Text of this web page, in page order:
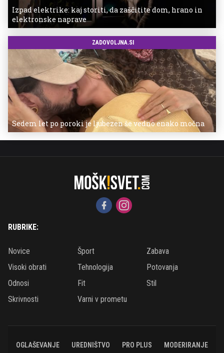
Izpad elektrike: kaj storiti, da zaščitite dom, hrano in
elektronske naprave
ZADOVOLJNA.SI
Sedem let po poroki je ljubezen še vedno enako močna
RUBRIKE:
Novice Šport
Zabava
Visoki obrati
Tehnologija
Potovanja
Odnosi
Fit
Stil
Skrivnosti
Varni v prometu
OGLAŠEVANJE UREDNIŠTVO PRO PLUS MODERIRANJE